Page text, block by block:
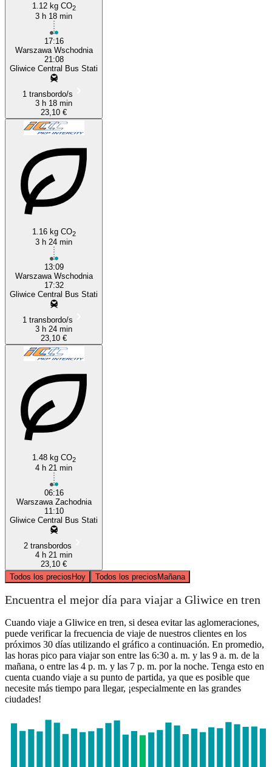
1.12 kg CO2
3 h 18 min
17:16
Warszawa Wschodnia
21:08
Gliwice Central Bus Stati
1 transbordo/s
3 h 18 min
23,10 €
1.16 kg CO2
3 h 24 min
13:09
Warszawa Wschodnia
17:32
Gliwice Central Bus Stati
1 transbordo/s
3 h 24 min
23,10 €
1.48 kg CO2
4 h 21 min
06:16
Warszawa Zachodnia
11:10
Gliwice Central Bus Stati
2 transbordos
4 h 21 min
23,10 €
Todos los preciosHoy Todos los preciosMañana
Encuentra el mejor día para viajar a Gliwice en tren
Cuando viaje a Gliwice en tren, si desea evitar las aglomeraciones,
puede verificar la frecuencia de viaje de nuestros clientes en los
próximos 30 días utilizando el gráfico a continuación. En promedio,
las horas pico para viajar son entre las 6:30 a. m. y las 9 a. m. de la
mañana, o entre las 4 p. m. y las 7 p. m. por la noche. Tenga esto en
cuenta cuando viaje a su punto de partida, ya que es posible que
necesite más tiempo para llegar, ¡especialmente en las grandes
ciudades!